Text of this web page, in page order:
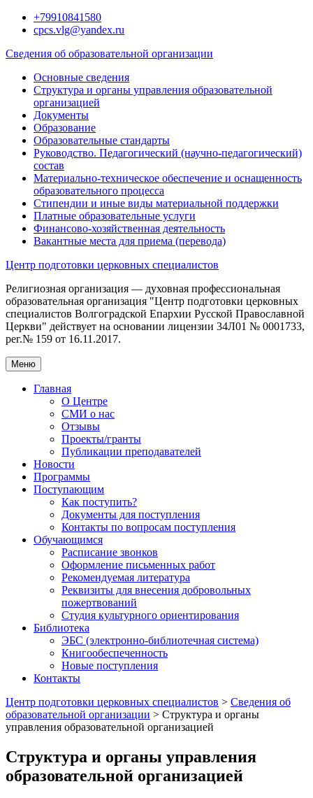
Перейти+79910841580
cpcs.vlg@yandex.ru
Сведения об образовательной организации
Основные сведения
Структура и органы управления образовательной
организацией
Документы
Образование
Образовательные стандарты
Руководство. Педагогический (научно-педагогический)
состав
Материально-техническое обеспечение и оснащенность
образовательного процесса
Стипендии и иные виды материальной поддержки
Платные образовательные услуги
Финансово-хозяйственная деятельность
Вакантные места для приема (перевода)
Центр подготовки церковных специалистов
Религиозная организация — духовная профессиональная
образовательная организация "Центр подготовки церковных
специалистов Волгоградской Eпархии Русской Православной
Церкви" действует на основании лицензии 34Л01 № 0001733,
рег.№ 159 от 16.11.2017.
Меню
Главная
О Центре
СМИ о нас
Отзывы
Проекты/гранты
Публикации преподавателей
Новости
Программы
Поступающим
Как поступить?
Документы для поступления
Контакты по вопросам поступления
Обучающимся
Расписание звонков
Оформление письменных работ
Рекомендуемая литература
Реквизиты для внесения добровольных
пожертвований
Студия культурного ориентирования
Библиотека
ЭБС (электронно-библиотечная система)
Книгообеспеченность
Новые поступления
Контакты
Центр подготовки церковных специалистов > Сведения об
образовательной организации > Структура и органы
управления образовательной организацией
Структура и органы управления
образовательной организацией